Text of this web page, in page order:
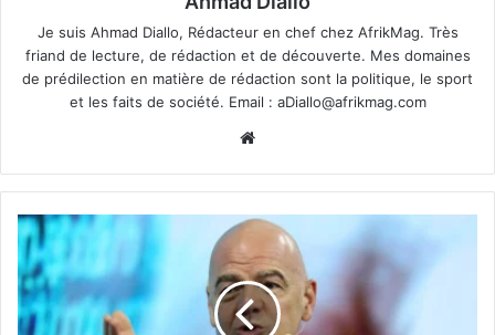
Je suis Ahmad Diallo, Rédacteur en chef chez AfrikMag. Très
friand de lecture, de rédaction et de découverte. Mes domaines
de prédilection en matière de rédaction sont la politique, le sport
et les faits de société. Email : aDiallo@afrikmag.com